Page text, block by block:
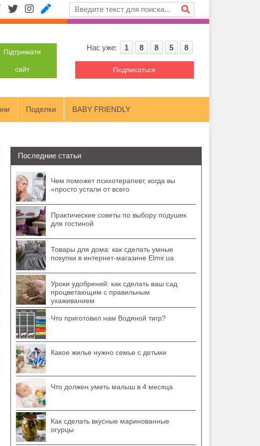
Підтримати
сайт
Нас уже: 1 8 8 5 8
Подписаться
Поделки BABY FRIENDLY
Последние статьи
Чем поможет психотерапевт, когда вы
«просто устали от всего
Практические советы по выбору подушек
для гостиной
Товары для дома: как сделать умные
покупки в интернет-магазине Elmir.ua
Уроки удобрений: как сделать ваш сад
процветающим с правильным
ухаживанием
Что приготовил нам Водяной тигр?
Какое жилье нужно семье с детьми
Что должен уметь малыш в 4 месяца
Как сделать вкусные маринованные
огурцы